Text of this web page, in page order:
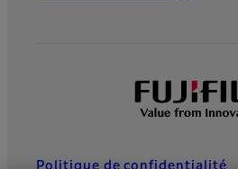
Politique de confidentialité